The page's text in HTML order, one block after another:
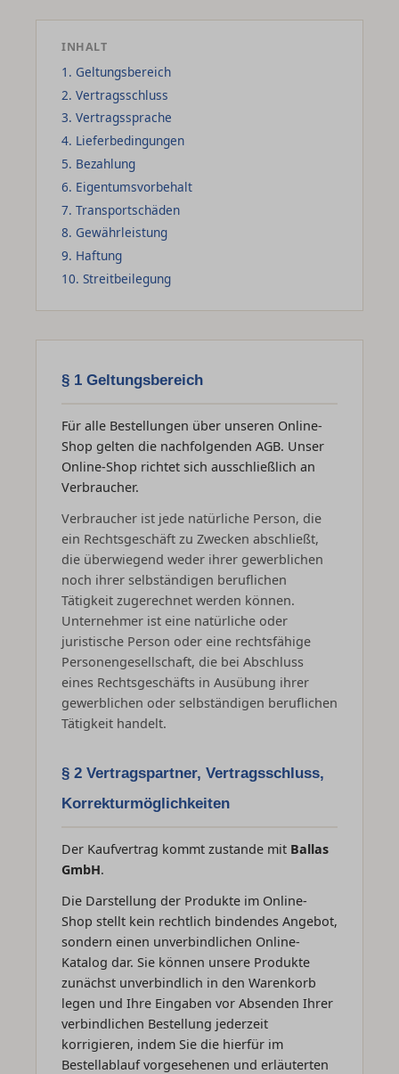
INHALT
1. Geltungsbereich
2. Vertragsschluss
3. Vertragssprache
4. Lieferbedingungen
5. Bezahlung
6. Eigentumsvorbehalt
7. Transportschäden
8. Gewährleistung
9. Haftung
10. Streitbeilegung
§ 1 Geltungsbereich
Für alle Bestellungen über unseren Online-
Shop gelten die nachfolgenden AGB. Unser
Online-Shop richtet sich ausschließlich an
Verbraucher.
Verbraucher ist jede natürliche Person, die
ein Rechtsgeschäft zu Zwecken abschließt,
die überwiegend weder ihrer gewerblichen
noch ihrer selbständigen beruflichen
Tätigkeit zugerechnet werden können.
Unternehmer ist eine natürliche oder
juristische Person oder eine rechtsfähige
Personengesellschaft, die bei Abschluss
eines Rechtsgeschäfts in Ausübung ihrer
gewerblichen oder selbständigen beruflichen
Tätigkeit handelt.
§ 2 Vertragspartner, Vertragsschluss,
Korrekturmöglichkeiten
Der Kaufvertrag kommt zustande mit Ballas
GmbH.
Die Darstellung der Produkte im Online-
Shop stellt kein rechtlich bindendes Angebot,
sondern einen unverbindlichen Online-
Katalog dar. Sie können unsere Produkte
zunächst unverbindlich in den Warenkorb
legen und Ihre Eingaben vor Absenden Ihrer
verbindlichen Bestellung jederzeit
korrigieren, indem Sie die hierfür im
Bestellablauf vorgesehenen und erläuterten